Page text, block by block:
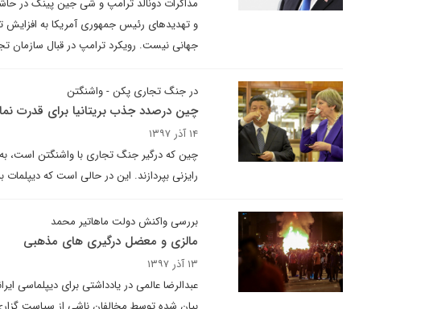
و تهدیدهای رئیس جمهوری آمریکا به افزایش
جهانی نیست. رویکرد ترامپ در قبال سازمان
در جنگ تجاری پکن - واشنگتن
چین درصدد جذب بریتانیا برای قدرت
۱۴ آذر ۱۳۹۷
چین که درگیر جنگ تجاری با واشنگتن است،
رایزنی بپردازند. این در حالی است که
بررسی واکنش دولت ماهاتیر محمد
مالزی و معضل درگیری های مذهبی
۱۳ آذر ۱۳۹۷
عبدالرضا عالمی در یادداشتی برای دیپلماسی